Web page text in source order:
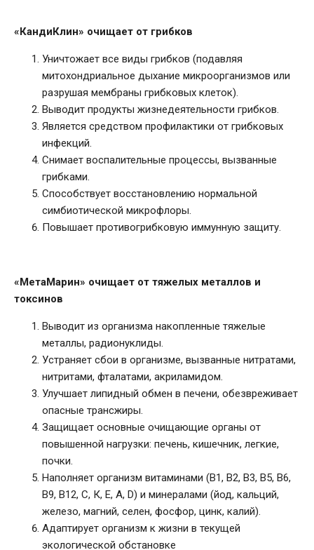
«КандиКлин» очищает от грибков
Уничтожает все виды грибков (подавляя
митохондриальное дыхание микроорганизмов или
разрушая мембраны грибковых клеток).
Выводит продукты жизнедеятельности грибков.
Является средством профилактики от грибковых
инфекций.
Снимает воспалительные процессы, вызванные
грибками.
Способствует восстановлению нормальной
симбиотической микрофлоры.
Повышает противогрибковую иммунную защиту.
«МетаМарин» очищает от тяжелых металлов и
токсинов
Выводит из организма накопленные тяжелые
металлы, радионуклиды.
Устраняет сбои в организме, вызванные нитратами,
нитритами, фталатами, акриламидом.
Улучшает липидный обмен в печени, обезвреживает
опасные трансжиры.
Защищает основные очищающие органы от
повышенной нагрузки: печень, кишечник, легкие,
почки.
Наполняет организм витаминами (В1, В2, В3, В5, В6,
В9, В12, С, К, Е, А, D) и минералами (йод, кальций,
железо, магний, селен, фосфор, цинк, калий).
Адаптирует организм к жизни в текущей
экологической обстановке